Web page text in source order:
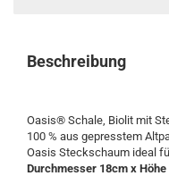
Beschreibung
Oasis® Schale, Biolit mit
100 % aus gepresstem
Oasis Steckschaum ideal
Durchmesser 18cm x Höhe